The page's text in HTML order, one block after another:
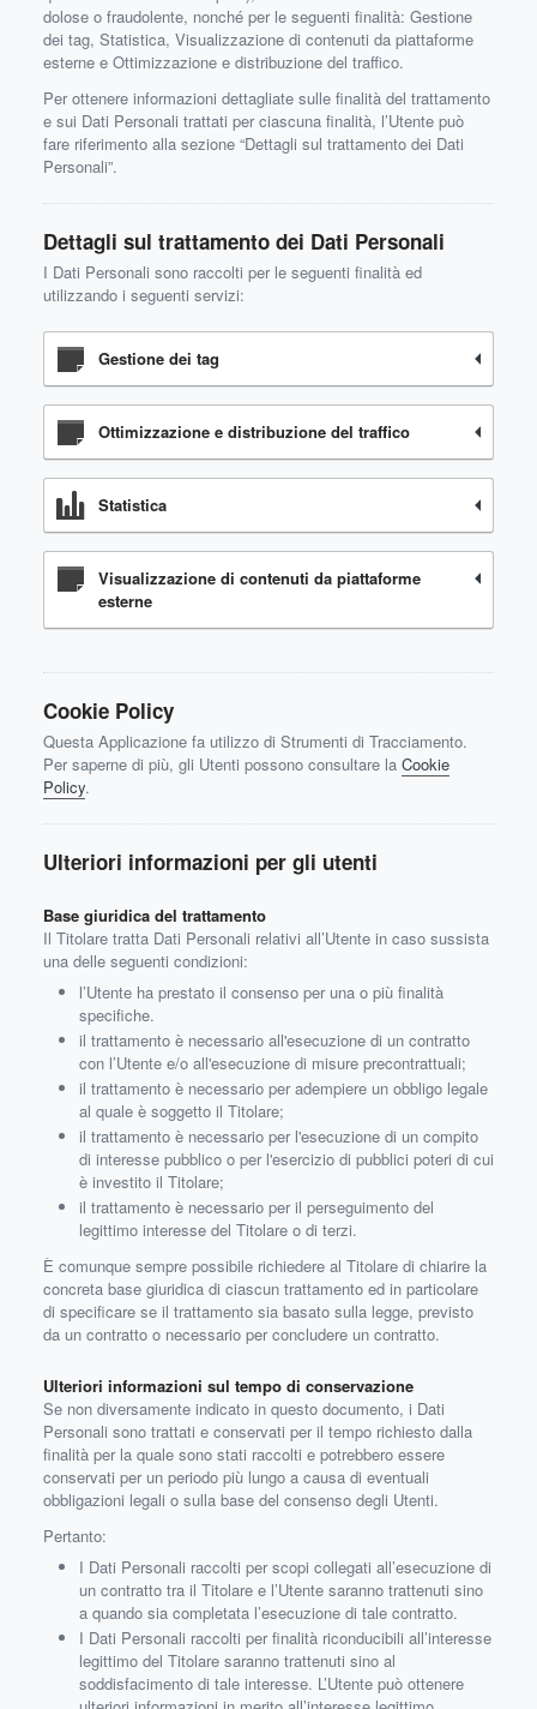
dolose o fraudolente, nonché per le seguenti finalità: Gestione
dei tag, Statistica, Visualizzazione di contenuti da piattaforme
esterne e Ottimizzazione e distribuzione del traffico.
Per ottenere informazioni dettagliate sulle finalità del trattamento
e sui Dati Personali trattati per ciascuna finalità, l’Utente può
fare riferimento alla sezione “Dettagli sul trattamento dei Dati
Personali”.
Dettagli sul trattamento dei Dati Personali
I Dati Personali sono raccolti per le seguenti finalità ed
utilizzando i seguenti servizi:
Gestione dei tag
Ottimizzazione e distribuzione del traffico
Statistica
Visualizzazione di contenuti da piattaforme
esterne
Cookie Policy
Questa Applicazione fa utilizzo di Strumenti di Tracciamento.
Per saperne di più, gli Utenti possono consultare la Cookie
Policy.
Ulteriori informazioni per gli utenti
Base giuridica del trattamento
Il Titolare tratta Dati Personali relativi all’Utente in caso sussista
una delle seguenti condizioni:
l’Utente ha prestato il consenso per una o più finalità
specifiche.
il trattamento è necessario all'esecuzione di un contratto
con l’Utente e/o all'esecuzione di misure precontrattuali;
il trattamento è necessario per adempiere un obbligo legale
al quale è soggetto il Titolare;
il trattamento è necessario per l'esecuzione di un compito
di interesse pubblico o per l'esercizio di pubblici poteri di cui
è investito il Titolare;
il trattamento è necessario per il perseguimento del
legittimo interesse del Titolare o di terzi.
È comunque sempre possibile richiedere al Titolare di chiarire la
concreta base giuridica di ciascun trattamento ed in particolare
di specificare se il trattamento sia basato sulla legge, previsto
da un contratto o necessario per concludere un contratto.
Ulteriori informazioni sul tempo di conservazione
Se non diversamente indicato in questo documento, i Dati
Personali sono trattati e conservati per il tempo richiesto dalla
finalità per la quale sono stati raccolti e potrebbero essere
conservati per un periodo più lungo a causa di eventuali
obbligazioni legali o sulla base del consenso degli Utenti.
Pertanto:
I Dati Personali raccolti per scopi collegati all’esecuzione di
un contratto tra il Titolare e l’Utente saranno trattenuti sino
a quando sia completata l’esecuzione di tale contratto.
I Dati Personali raccolti per finalità riconducibili all’interesse
legittimo del Titolare saranno trattenuti sino al
soddisfacimento di tale interesse. L’Utente può ottenere